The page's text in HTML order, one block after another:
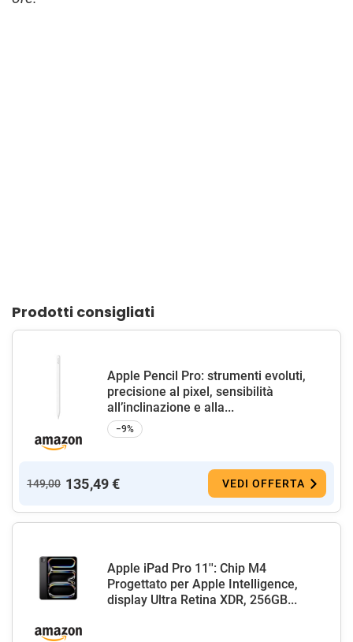
Prodotti consigliati
Apple Pencil Pro: strumenti evoluti,
precisione al pixel, sensibilità
all’inclinazione e alla...
−9%
149,00 135,49 € VEDI OFFERTA
Apple iPad Pro 11'': Chip M4
Progettato per Apple Intelligence,
display Ultra Retina XDR, 256GB...